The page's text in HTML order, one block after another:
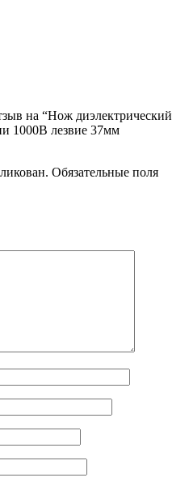
на “Нож диэлектрический
1000B лезвие 37мм
Обязательные поля